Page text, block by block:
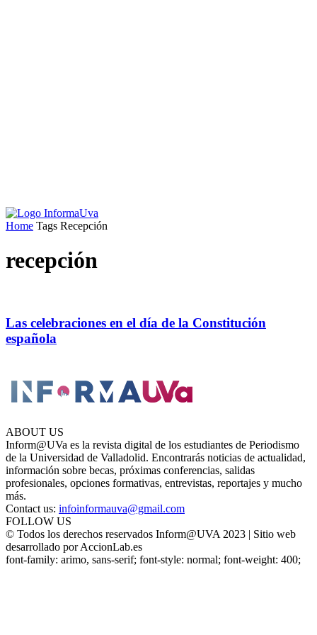
Home Tags Recepción
recepción
Las celebraciones en el día de la Constitución
española
ABOUT US
Inform@UVa es la revista digital de los estudiantes de Periodismo
de la Universidad de Valladolid. Encontrarás noticias de actualidad,
información sobre becas, próximas conferencias, salidas
profesionales, opciones formativas, entrevistas, reportajes y mucho
más.
Contact us: infoinformauva@gmail.com
FOLLOW US
© Todos los derechos reservados Inform@UVA 2023 | Sitio web
desarrollado por AccionLab.es
font-family: arimo, sans-serif; font-style: normal; font-weight: 400;